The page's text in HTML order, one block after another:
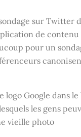
sur Twitter
de contenu
pour un
Google dans
les gens
vieille photo